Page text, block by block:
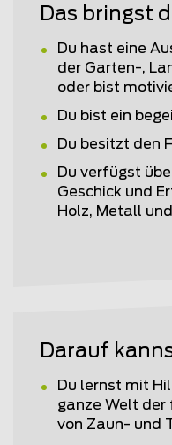
Das bringst
Du hast eine
der Garten-,
oder bist
Du bist ein
Du besitzt den
Du verfügst
Geschick und
Holz, Metall
Darauf
Du lernst mit
ganze Welt der
von Zaun- und